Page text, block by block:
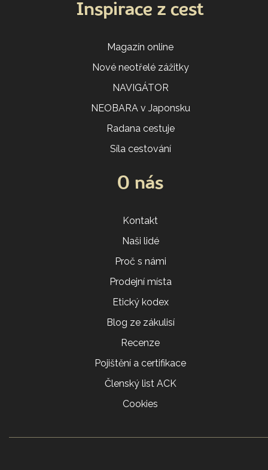
Inspirace z cest
Magazín online
Nové neotřelé zážitky
NAVIGÁTOR
NEOBARA v Japonsku
Radana cestuje
Síla cestování
O nás
Kontakt
Naši lidé
Proč s námi
Prodejní místa
Etický kodex
Blog ze zákulisí
Recenze
Pojištění a certifikace
Členský list ACK
Cookies